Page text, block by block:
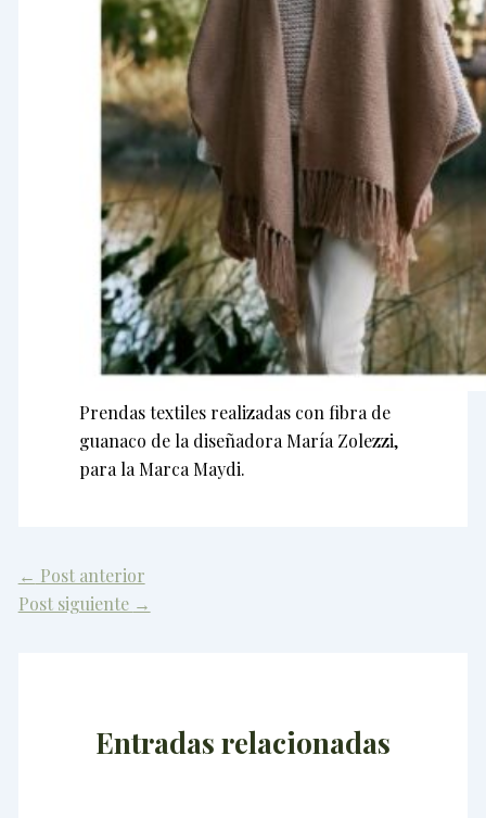
Prendas textiles realizadas con fibra de
guanaco de la diseñadora María Zolezzi,
para la Marca Maydi.
← Post anterior
Post siguiente →
Entradas relacionadas